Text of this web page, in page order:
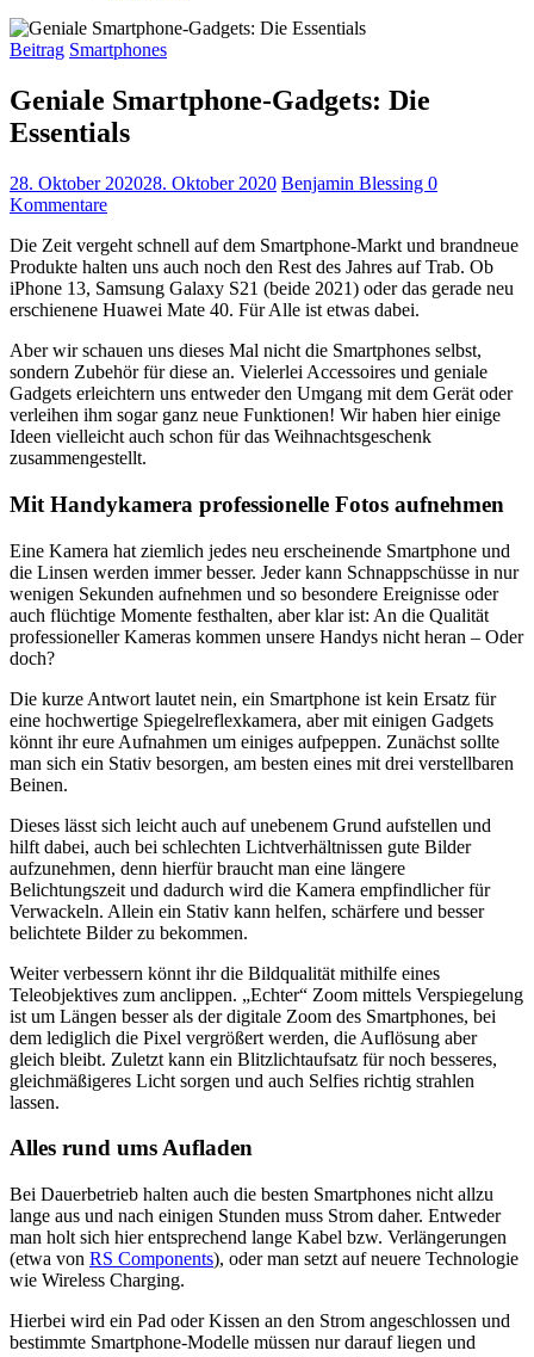
Beitrag Smartphones
Geniale Smartphone-Gadgets: Die
Essentials
28. Oktober 202028. Oktober 2020 Benjamin Blessing 0
Kommentare
Die Zeit vergeht schnell auf dem Smartphone-Markt und brandneue
Produkte halten uns auch noch den Rest des Jahres auf Trab. Ob
iPhone 13, Samsung Galaxy S21 (beide 2021) oder das gerade neu
erschienene Huawei Mate 40. Für Alle ist etwas dabei.
Aber wir schauen uns dieses Mal nicht die Smartphones selbst,
sondern Zubehör für diese an. Vielerlei Accessoires und geniale
Gadgets erleichtern uns entweder den Umgang mit dem Gerät oder
verleihen ihm sogar ganz neue Funktionen! Wir haben hier einige
Ideen vielleicht auch schon für das Weihnachtsgeschenk
zusammengestellt.
Mit Handykamera professionelle Fotos aufnehmen
Eine Kamera hat ziemlich jedes neu erscheinende Smartphone und
die Linsen werden immer besser. Jeder kann Schnappschüsse in nur
wenigen Sekunden aufnehmen und so besondere Ereignisse oder
auch flüchtige Momente festhalten, aber klar ist: An die Qualität
professioneller Kameras kommen unsere Handys nicht heran – Oder
doch?
Die kurze Antwort lautet nein, ein Smartphone ist kein Ersatz für
eine hochwertige Spiegelreflexkamera, aber mit einigen Gadgets
könnt ihr eure Aufnahmen um einiges aufpeppen. Zunächst sollte
man sich ein Stativ besorgen, am besten eines mit drei verstellbaren
Beinen.
Dieses lässt sich leicht auch auf unebenem Grund aufstellen und
hilft dabei, auch bei schlechten Lichtverhältnissen gute Bilder
aufzunehmen, denn hierfür braucht man eine längere
Belichtungszeit und dadurch wird die Kamera empfindlicher für
Verwackeln. Allein ein Stativ kann helfen, schärfere und besser
belichtete Bilder zu bekommen.
Weiter verbessern könnt ihr die Bildqualität mithilfe eines
Teleobjektives zum anclippen. „Echter“ Zoom mittels Verspiegelung
ist um Längen besser als der digitale Zoom des Smartphones, bei
dem lediglich die Pixel vergrößert werden, die Auflösung aber
gleich bleibt. Zuletzt kann ein Blitzlichtaufsatz für noch besseres,
gleichmäßigeres Licht sorgen und auch Selfies richtig strahlen
lassen.
Alles rund ums Aufladen
Bei Dauerbetrieb halten auch die besten Smartphones nicht allzu
lange aus und nach einigen Stunden muss Strom daher. Entweder
man holt sich hier entsprechend lange Kabel bzw. Verlängerungen
(etwa von RS Components), oder man setzt auf neuere Technologie
wie Wireless Charging.
Hierbei wird ein Pad oder Kissen an den Strom angeschlossen und
bestimmte Smartphone-Modelle müssen nur darauf liegen und